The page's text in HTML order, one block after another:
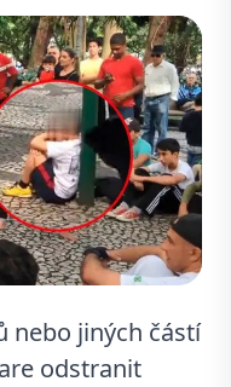
nebo jiných částí
odstranit